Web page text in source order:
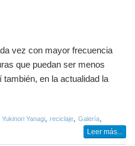
vez con mayor frecuencia
que puedan ser menos
en la actualidad la
Yukinori Yanagi, reciclaje, Galería,
Leer más...